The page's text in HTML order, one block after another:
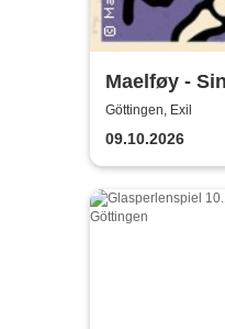
Maelføy -
Tour 2026
Göttingen, Exil
09.10.2026